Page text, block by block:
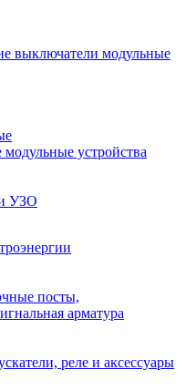
выключатели модульные
устройства
УЗО
посты,
арматура
реле и аксессуары